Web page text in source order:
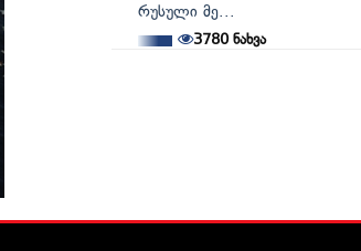
რუსული მე...
3780ნახვა